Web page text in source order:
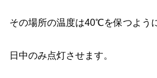
その場所の温度は40℃を保つよう
日中のみ点灯させます。